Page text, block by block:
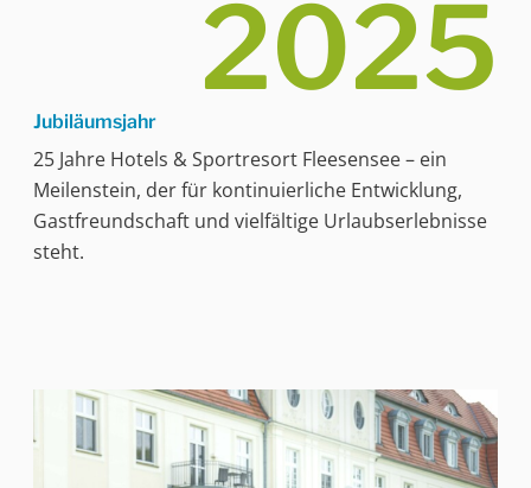
2025
Jubiläumsjahr
25 Jahre Hotels & Sportresort Fleesensee – ein
Meilenstein, der für kontinuierliche Entwicklung,
Gastfreundschaft und vielfältige Urlaubserlebnisse
steht.